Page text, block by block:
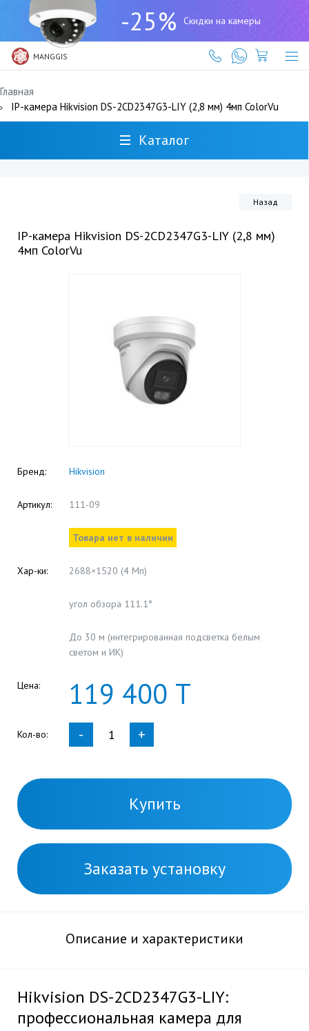
-25% Скидки на камеры
MANGGIS
(727)
317-
61-
61
Главная
IP-камера Hikvision DS-2CD2347G3-LIY (2,8 мм) 4мп ColorVu
Каталог
Назад
IP-камера Hikvision DS-2CD2347G3-LIY (2,8 мм)
4мп ColorVu
Бренд: Hikvision
Артикул: 111-09
Товара нет в наличии
Хар-ки: 2688×1520 (4 Мп)
угол обзора 111.1°
До 30 м (интегрированная подсветка белым
светом и ИК)
Цена: 119 400 Т
Кол-во: - +
Купить
Заказать установку
Описание и характеристики
Hikvision DS-2CD2347G3-LIY:
профессиональная камера для